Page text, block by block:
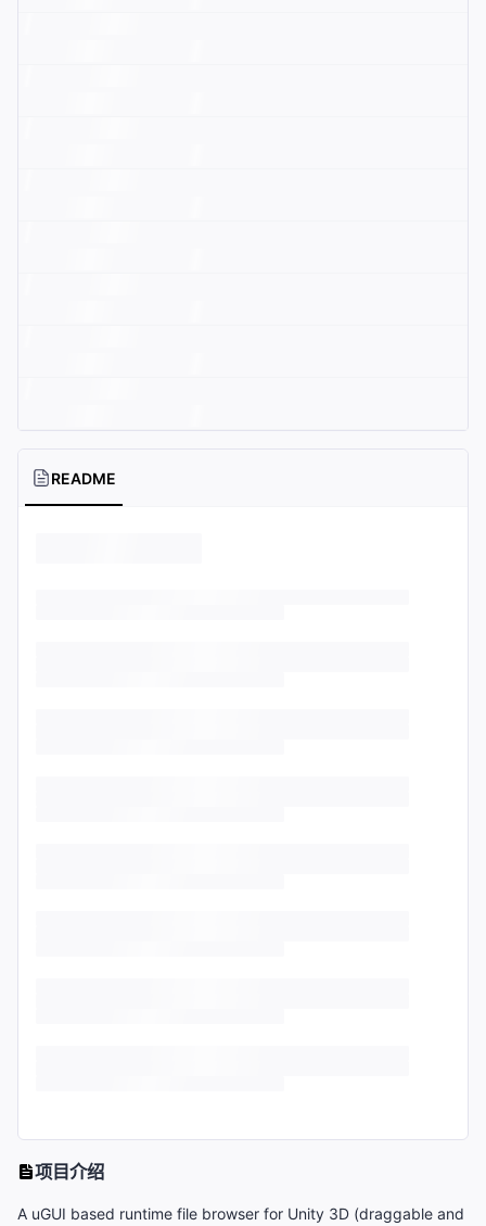
README
项目介绍
A uGUI based runtime file browser for Unity 3D (draggable and